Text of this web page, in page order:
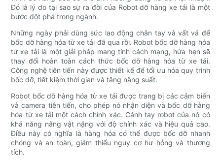
Đó là lý do tại sao sự ra đời của Robot dỡ hàng xe tải là một
bước đột phá trong ngành.
Những ngày phải dùng sức lao động chân tay và vất vả để
bốc dỡ hàng hóa từ xe tải đã qua rồi. Robot bốc dỡ hàng hóa
từ xe tải là một giải pháp mang tính cách mạng, hứa hẹn sẽ
thay đổi hoàn toàn cách thức bốc dỡ hàng hóa từ xe tải.
Công nghệ tiên tiến này được thiết kế để tối ưu hóa quy trình
bốc dỡ, tiết kiệm thời gian và tăng năng suất.
Robot bốc dỡ hàng hóa từ xe tải được trang bị các cảm biến
và camera tiên tiến, cho phép nó nhận diện và bốc dỡ hàng
hóa từ xe tải một cách chính xác. Cánh tay robot của nó có
khả năng nâng vật nặng với độ chính xác và hiệu quả cao.
Điều này có nghĩa là hàng hóa có thể được bốc dỡ nhanh
chóng và an toàn, giảm thiểu nguy cơ hư hỏng và thương
tích.